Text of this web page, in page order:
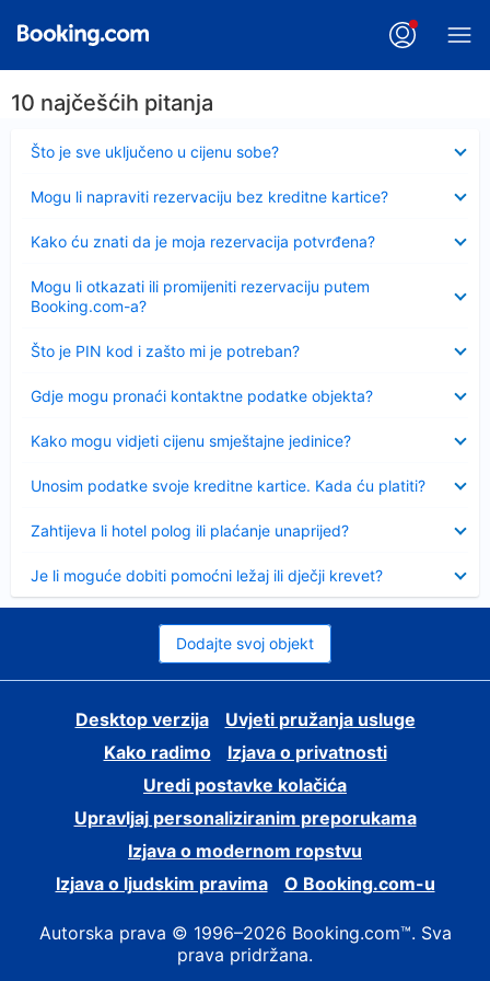
10 najčešćih pitanja
Što je sve uključeno u cijenu sobe?
Sažeto
Mogu li napraviti rezervaciju bez kreditne kartice?
Kako ću znati da je moja rezervacija potvrđena?
Mogu li otkazati ili promijeniti rezervaciju putem
Booking.com-a?
Što je PIN kod i zašto mi je potreban?
Sažeto
Gdje mogu pronaći kontaktne podatke objekta?
Kako mogu vidjeti cijenu smještajne jedinice?
Unosim podatke svoje kreditne kartice. Kada ću platiti?
Zahtijeva li hotel polog ili plaćanje unaprijed?
Je li moguće dobiti pomoćni ležaj ili dječji krevet?
Dodajte svoj objekt
Desktop verzija
Uvjeti pružanja usluge
Kako radimo
Izjava o privatnosti
Uredi postavke kolačića
Upravljaj personaliziranim preporukama
Izjava o modernom ropstvu
Izjava o ljudskim pravima
O Booking.com-u
Autorska prava © 1996–2026 Booking.com™. Sva
prava pridržana.